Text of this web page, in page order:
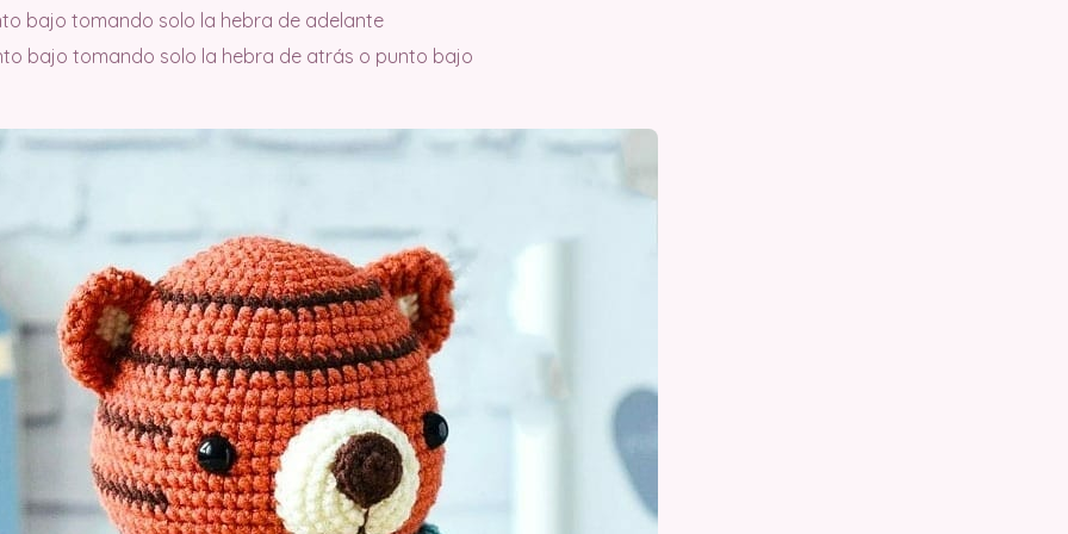
bajo tomando solo la hebra de adelante
bajo tomando solo la hebra de atrás o punto bajo